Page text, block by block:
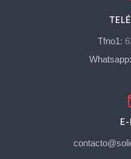
Tfno1:
Whatsapp: